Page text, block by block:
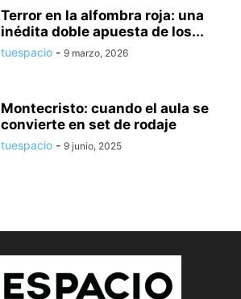
Terror en la alfombra roja: una
inédita doble apuesta de los...
tuespacio - 9 marzo, 2026
Montecristo: cuando el aula se
convierte en set de rodaje
tuespacio - 9 junio, 2025